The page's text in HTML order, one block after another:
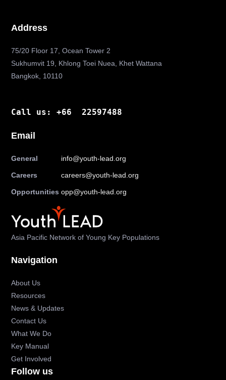
Address
75/20 Floor 17, Ocean Tower 2
Sukhumvit 19, Khlong Toei Nuea, Khet Wattana
Bangkok, 10110
Call us: +66 22597488
Email
General info@youth-lead.org
Careers careers@youth-lead.org
Opportunities opp@youth-lead.org
Asia Pacific Network of Young Key Populations
Navigation
About Us
Resources
News & Updates
Contact Us
What We Do
Key Manual
Get Involved
Follow us